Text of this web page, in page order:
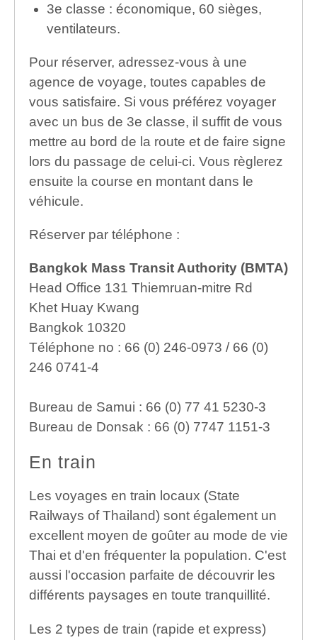
3e classe : économique, 60 sièges,
ventilateurs.
Pour réserver, adressez-vous à une
agence de voyage, toutes capables de
vous satisfaire. Si vous préférez voyager
avec un bus de 3e classe, il suffit de vous
mettre au bord de la route et de faire signe
lors du passage de celui-ci. Vous règlerez
ensuite la course en montant dans le
véhicule.
Réserver par téléphone :
Bangkok Mass Transit Authority (BMTA)
Head Office 131 Thiemruan-mitre Rd
Khet Huay Kwang
Bangkok 10320
Téléphone no : 66 (0) 246-0973 / 66 (0)
246 0741-4
Bureau de Samui : 66 (0) 77 41 5230-3
Bureau de Donsak : 66 (0) 7747 1151-3
En train
Les voyages en train locaux (State
Railways of Thailand) sont également un
excellent moyen de goûter au mode de vie
Thai et d'en fréquenter la population. C'est
aussi l'occasion parfaite de découvrir les
différents paysages en toute tranquillité.
Les 2 types de train (rapide et express)